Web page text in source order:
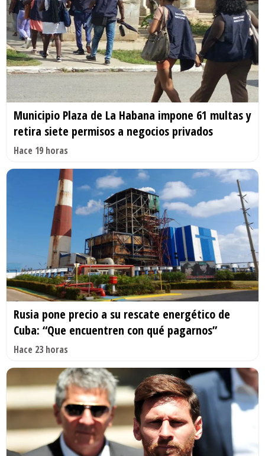
Municipio Plaza de La Habana impone 61 multas y
retira siete permisos a negocios privados
Hace 19 horas
Rusia pone precio a su rescate energético de
Cuba: “Que encuentren con qué pagarnos”
Hace 23 horas